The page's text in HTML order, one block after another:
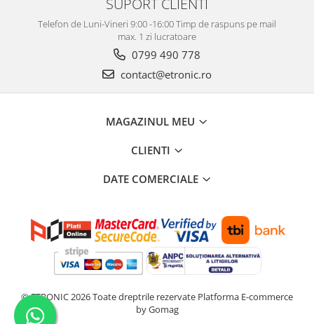
Telefon de Luni-Vineri 9:00 -16:00 Timp de raspuns pe mail
max. 1 zi lucratoare
0799 490 778
contact@etronic.ro
MAGAZINUL MEU
CLIENTI
DATE COMERCIALE
© ETRONIC 2026 Toate dreptrile rezervate Platforma E-commerce
by Gomag